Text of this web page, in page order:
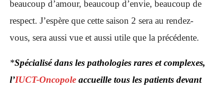
beaucoup d’amour, beaucoup d’envie, beaucoup de
respect. J’espère que cette saison 2 sera au rendez-
vous, sera aussi vue et aussi utile que la précédente.
*Spécialisé dans les pathologies rares et complexes,
l’IUCT-Oncopole accueille tous les patients devant